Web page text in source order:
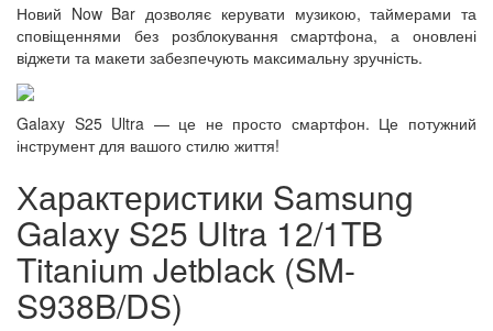
Новий Now Bar дозволяє керувати музикою, таймерами та
сповіщеннями без розблокування смартфона, а оновлені
віджети та макети забезпечують максимальну зручність.
Galaxy S25 Ultra — це не просто смартфон. Це потужний
інструмент для вашого стилю життя!
Характеристики Samsung
Galaxy S25 Ultra 12/1TB
Titanium Jetblack (SM-
S938B/DS)